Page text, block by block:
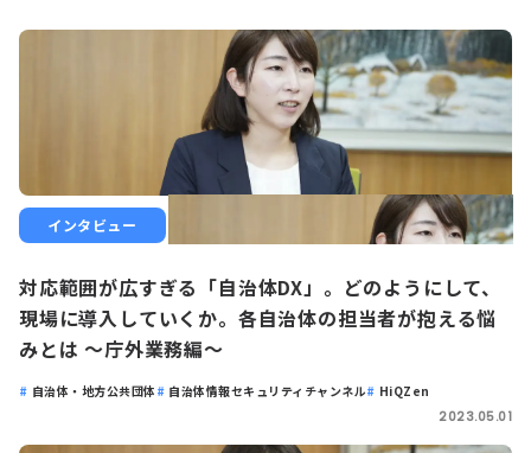
インタビュー
対応範囲が広すぎる「自治体DX」。どのようにして、
現場に導入していくか。各自治体の担当者が抱える悩
みとは 〜庁外業務編〜
自治体・地方公共団体 自治体情報セキュリティチャンネル
HiQZen
2023.05.01